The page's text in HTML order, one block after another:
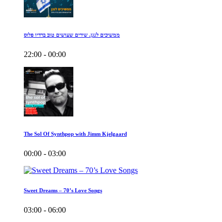
ממשיכים לנגן. שירים שעושים טוב ברדיו פלוס
22:00 - 00:00
The Sol Of Synthpop with Jimm Kjelgaard
00:00 - 03:00
Sweet Dreams – 70’s Love Songs
03:00 - 06:00